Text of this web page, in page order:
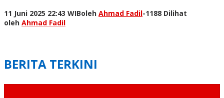
11 Juni 2025 22:43 WIBoleh Ahmad Fadil-1188 Dilihat
oleh Ahmad Fadil
BERITA TERKINI